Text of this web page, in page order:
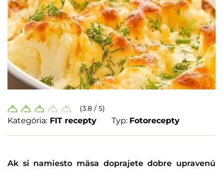
(3.8 / 5)
Kategória: FIT recepty Typ: Fotorecepty
Ak si namiesto mäsa doprajete dobre upravenú